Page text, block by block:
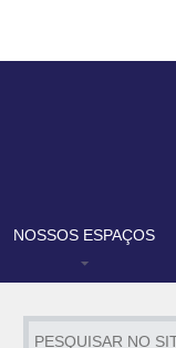
NOSSOS ESPAÇOS